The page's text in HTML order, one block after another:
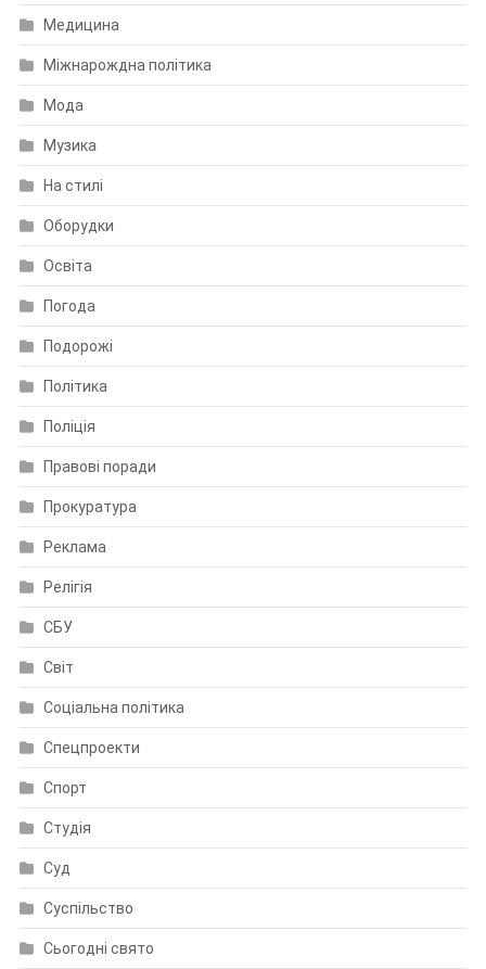
Медицина
Міжнарождна політика
Мода
Музика
На стилі
Оборудки
Освіта
Погода
Подорожі
Політика
Поліція
Правові поради
Прокуратура
Реклама
Релігія
СБУ
Світ
Соціальна політика
Спецпроекти
Спорт
Студія
Суд
Суспільство
Сьогодні свято